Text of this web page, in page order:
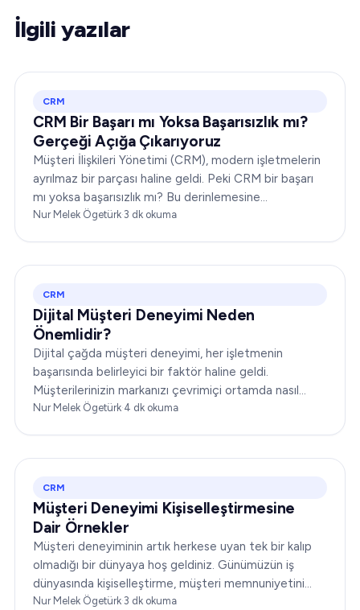
İlgili yazılar
CRM
CRM Bir Başarı mı Yoksa Başarısızlık mı?
Gerçeği Açığa Çıkarıyoruz
Müşteri İlişkileri Yönetimi (CRM), modern işletmelerin
ayrılmaz bir parçası haline geldi. Peki CRM bir başarı
mı yoksa başarısızlık mı? Bu derinlemesine
incelemede, size kapsamlı bir bakış açısı sunmak için
Nur Melek Ögetürk·3 dk okuma
CRM
Dijital Müşteri Deneyimi Neden
Önemlidir?
Dijital çağda müşteri deneyimi, her işletmenin
başarısında belirleyici bir faktör haline geldi.
Müşterilerinizin markanızı çevrimiçi ortamda nasıl
algıladığı ve markanızla nasıl etkileşime geçtiği,
Nur Melek Ögetürk·4 dk okuma
CRM
Müşteri Deneyimi Kişiselleştirmesine
Dair Örnekler
Müşteri deneyiminin artık herkese uyan tek bir kalıp
olmadığı bir dünyaya hoş geldiniz. Günümüzün iş
dünyasında kişiselleştirme, müşteri memnuniyetini
dönüştürmenin anahtarıdır. Bu makale…
Nur Melek Ögetürk·3 dk okuma